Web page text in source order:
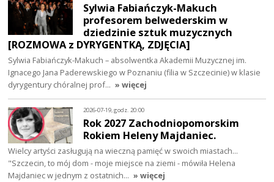
Sylwia Fabiańczyk-Makuch
profesorem belwederskim w
dziedzinie sztuk muzycznych
[ROZMOWA z DYRYGENTKĄ, ZDJĘCIA]
Sylwia Fabiańczyk-Makuch – absolwentka Akademii Muzycznej im.
Ignacego Jana Paderewskiego w Poznaniu (filia w Szczecinie) w klasie
dyrygentury chóralnej prof… » więcej
2026-07-19, godz. 20:00
Rok 2027 Zachodniopomorskim
Rokiem Heleny Majdaniec.
Wielcy artyści zasługują na wieczną pamięć w swoich miastach...
"Szczecin, to mój dom - moje miejsce na ziemi - mówiła Helena
Majdaniec w jednym z ostatnich… » więcej